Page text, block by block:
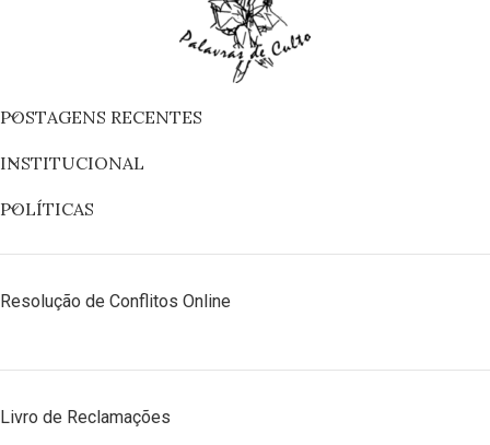
POSTAGENS RECENTES
INSTITUCIONAL
POLÍTICAS
Resolução de Conflitos Online
Livro de Reclamações